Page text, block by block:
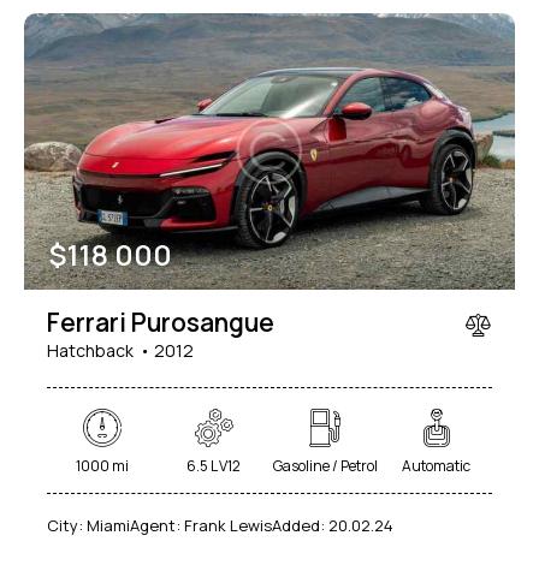
$118 000
Ferrari Purosangue
Hatchback 2012
1000 mi 6.5 L V12 Gasoline / Petrol Automatic
City: MiamiAgent: Frank LewisAdded: 20.02.24